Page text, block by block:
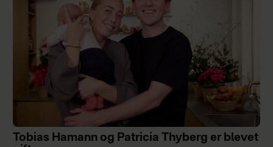
Tobias Hamann og Patricia Thyberg er blevet